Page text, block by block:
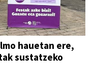
hauetan ere,
sustatzeko